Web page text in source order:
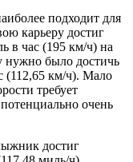
подходит для
карьеру достиг
в час (195 км/ч) на
нужно было достичь
(112,65 км/ч). Мало
требует
очень
достиг